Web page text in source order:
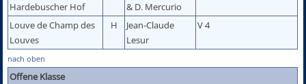
Hardebuscher Hof
& D. Mercurio
Louve de Champ des
Louves
H
Jean-Claude
Lesur
V 4
nach oben
Offene Klasse